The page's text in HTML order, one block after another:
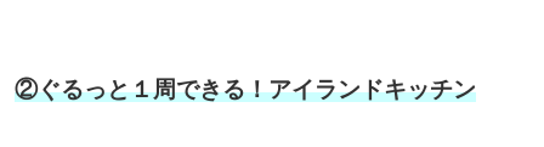
②ぐるっと１周できる！アイランドキッチン